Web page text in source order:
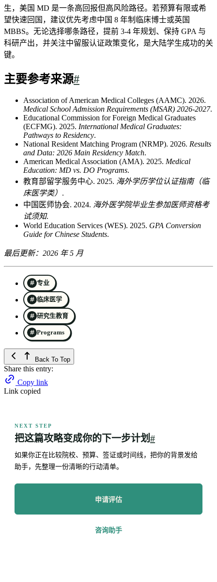
生，美国 MD 是一条高回报但高风险路径。若预算有限或希
望快速回国，建议优先考虑中国 8 年制临床博士或英国
MBBS。无论选择哪条路径，提前 3-4 年规划、保持 GPA 与
科研产出，并关注中留服认证政策变化，是大陆学生成功的关
键。
主要参考来源#
Association of American Medical Colleges (AAMC). 2026.
Medical School Admission Requirements (MSAR) 2026-2027.
Educational Commission for Foreign Medical Graduates
(ECFMG). 2025. International Medical Graduates:
Pathways to Residency.
National Resident Matching Program (NRMP). 2026. Results
and Data: 2026 Main Residency Match.
American Medical Association (AMA). 2025. Medical
Education: MD vs. DO Programs.
教育部留学服务中心. 2025. 海外学历学位认证指南（临
床医学类） .
中国医师协会. 2024. 海外医学院毕业生参加医师资格考
试须知.
World Education Services (WES). 2025. GPA Conversion
Guide for Chinese Students.
最后更新：2026 年 5 月
专业
临床医学
研究生教育
Programs
Back To Top
Share this entry:
Copy link
Link copied
NEXT STEP
把这篇攻略变成你的下一步计划#
如果你正在比较院校、预算、签证或时间线，把你的背景发给
助手，先整理一份清晰的行动清单。
申请评估
咨询助手